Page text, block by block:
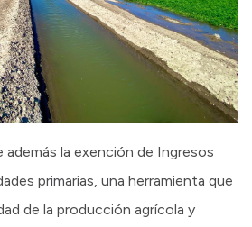
además la exención de Ingresos
primarias, una herramienta que
de la producción agrícola y